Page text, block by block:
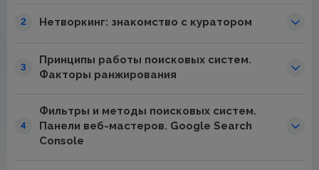
2 Нетворкинг: знакомство с куратором
3
Принципы работы поисковых систем.
Факторы ранжирования
4
Фильтры и методы поисковых систем.
Панели веб-мастеров. Google Search
Console